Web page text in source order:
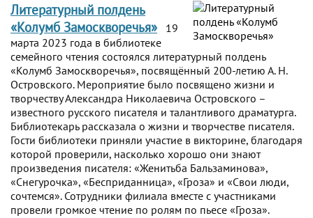
Литературный полдень
«Колумб Замоскворечья»
19
марта 2023 года в библиотеке
семейного чтения состоялся литературный полдень
«Колумб Замоскворечья», посвящённый 200-летию А. Н.
Островского. Мероприятие было посвящено жизни и
творчеству Александра Николаевича Островского –
известного русского писателя и талантливого драматурга.
Библиотекарь рассказала о жизни и творчестве писателя.
Гости библиотеки приняли участие в викторине, благодаря
которой проверили, насколько хорошо они знают
произведения писателя: «Женитьба Бальзаминова»,
«Снегурочка», «Бесприданница», «Гроза» и «Свои люди,
сочтемся». Сотрудники филиала вместе с участниками
провели громкое чтение по ролям по пьесе «Гроза».